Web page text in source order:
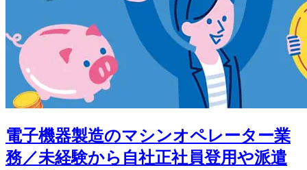
電子機器製造のマシンオペレーター業
務／未経験から自社正社員登用や派遣